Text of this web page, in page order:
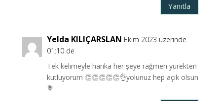
Yanıtla
Yelda KILIÇARSLAN Ekim 2023 üzerinde
01:10 de
Tek kelimeyle harika her şeye rağmen yürekten
kutluyorum 👏👏👏👏👏👌yolunuz hep açık olsun
💐